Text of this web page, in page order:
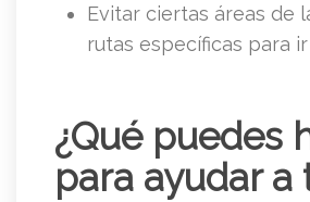
Evitar ciertas áreas de
rutas específicas para ir
¿Qué puedes
para ayudar a